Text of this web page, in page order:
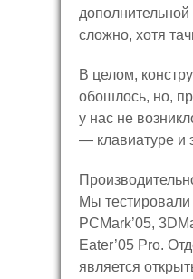
сложно, хотя
В целом,
обошлось, но,
у нас не
— клавиатуре и
Мы
PCMark’05,
Eater’05 Pro.
является